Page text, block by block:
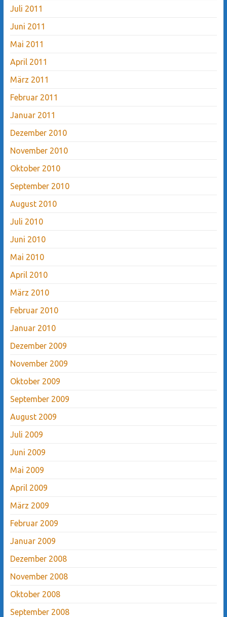
Juli 2011
Juni 2011
Mai 2011
April 2011
März 2011
Februar 2011
Januar 2011
Dezember 2010
November 2010
Oktober 2010
September 2010
August 2010
Juli 2010
Juni 2010
Mai 2010
April 2010
März 2010
Februar 2010
Januar 2010
Dezember 2009
November 2009
Oktober 2009
September 2009
August 2009
Juli 2009
Juni 2009
Mai 2009
April 2009
März 2009
Februar 2009
Januar 2009
Dezember 2008
November 2008
Oktober 2008
September 2008